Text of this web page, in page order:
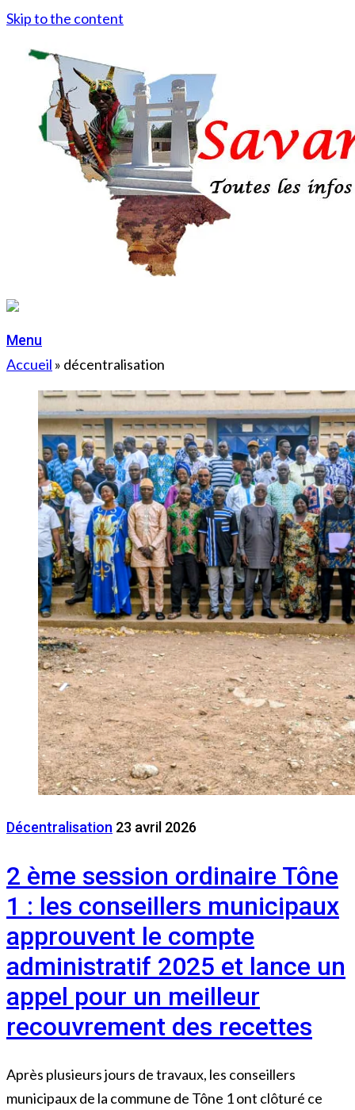
Skip to the content
Menu
Accueil » décentralisation
Décentralisation 23 avril 2026
2 ème session ordinaire Tône
1 : les conseillers municipaux
approuvent le compte
administratif 2025 et lance un
appel pour un meilleur
recouvrement des recettes
Après plusieurs jours de travaux, les conseillers
municipaux de la commune de Tône 1 ont clôturé ce